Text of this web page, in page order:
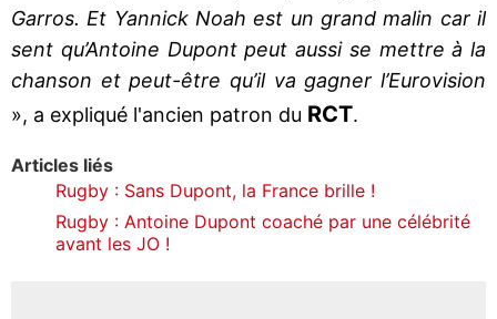
Garros. Et Yannick Noah est un grand malin car il
sent qu’Antoine Dupont peut aussi se mettre à la
chanson et peut-être qu’il va gagner l’Eurovision
», a expliqué l'ancien patron du RCT.
Articles liés
Rugby : Sans Dupont, la France brille !
Rugby : Antoine Dupont coaché par une célébrité
avant les JO !